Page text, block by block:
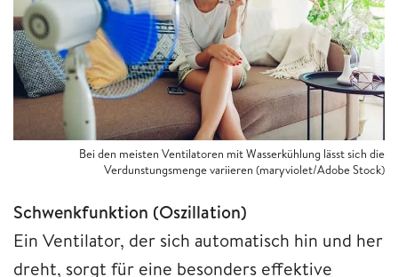
Bei den meisten Ventilatoren mit Wasserkühlung lässt sich die
Verdunstungsmenge variieren (maryviolet/Adobe Stock)
Schwenkfunktion (Oszillation)
Ein Ventilator, der sich automatisch hin und her
dreht, sorgt für eine besonders effektive